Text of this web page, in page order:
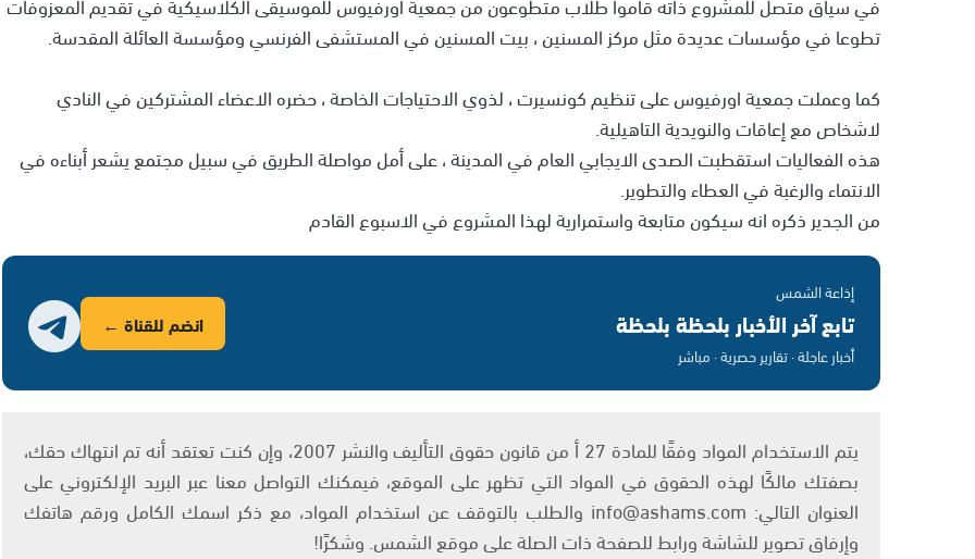
تطوعا في مؤسسات عديدة مثل مركز المسنين ، بيت المسنين في المستشفى الفرنسي ومؤسسة العائلة المقدسة.
كما وعملت جمعية اورفيوس على تنظيم كونسيرت ، لذوي الاحتياجات الخاصة ، حضره الاعضاء المشتركين في النادي
لاشخاص مع إعاقات والنويدية التاهيلية.
هذه الفعاليات استقطبت الصدى الايجابي العام في المدينة ، على أمل مواصلة الطريق في سبيل مجتمع يشعر أبناءه في
الانتماء والرغبة في العطاء والتطوير.
من الجدير ذكره انه سيكون متابعة واستمرارية لهذا المشروع في الاسبوع القادم
إذاعة الشمس
تابع آخر الأخبار بلحظة بلحظة
أخبار عاجلة · تقارير حصرية · مباشر
انضم للقناة ←
يتم الاستخدام المواد وفقًا للمادة 27 أ من قانون حقوق التأليف والنشر 2007، وإن كنت تعتقد أنه تم انتهاك حقك،
بصفتك مالكًا لهذه الحقوق في المواد التي تظهر على الموقع، فيمكنك التواصل معنا عبر البريد الإلكتروني على
العنوان التالي: info@ashams.com والطلب بالتوقف عن استخدام المواد، مع ذكر اسمك الكامل ورقم هاتفك
وإرفاق تصوير للشاشة ورابط للصفحة ذات الصلة على موقع الشمس. وشكرًا!